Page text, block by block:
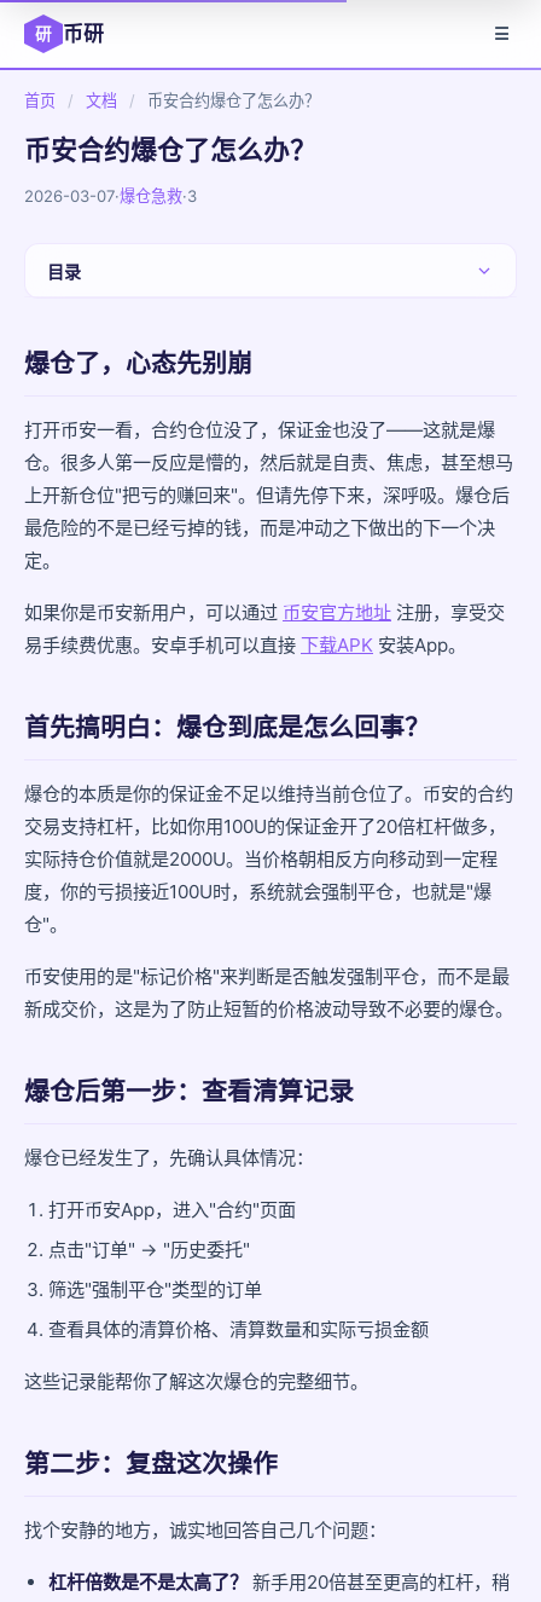
研 币研 ☰
首页 / 文档 / 币安合约爆仓了怎么办？
币安合约爆仓了怎么办？
2026-03-07·爆仓急救·3
目录
首先搞明白：爆仓到底是怎么回事？
爆仓后第一步：查看清算记录
第二步：复盘这次操作
第三步：不要急着&quot;报仇式交易&quot;
小结
爆仓了，心态先别崩
打开币安一看，合约仓位没了，保证金也没了——这就是爆
仓。很多人第一反应是懵的，然后就是自责、焦虑，甚至想马
上开新仓位"把亏的赚回来"。但请先停下来，深呼吸。爆仓后
最危险的不是已经亏掉的钱，而是冲动之下做出的下一个决
定。
如果你是币安新用户，可以通过 币安官方地址 注册，享受交
易手续费优惠。安卓手机可以直接 下载APK 安装App。
首先搞明白：爆仓到底是怎么回事？
爆仓的本质是你的保证金不足以维持当前仓位了。币安的合约
交易支持杠杆，比如你用100U的保证金开了20倍杠杆做多，
实际持仓价值就是2000U。当价格朝相反方向移动到一定程
度，你的亏损接近100U时，系统就会强制平仓，也就是"爆
仓"。
币安使用的是"标记价格"来判断是否触发强制平仓，而不是最
新成交价，这是为了防止短暂的价格波动导致不必要的爆仓。
爆仓后第一步：查看清算记录
爆仓已经发生了，先确认具体情况：
打开币安App，进入"合约"页面
点击"订单" → "历史委托"
筛选"强制平仓"类型的订单
查看具体的清算价格、清算数量和实际亏损金额
这些记录能帮你了解这次爆仓的完整细节。
第二步：复盘这次操作
找个安静的地方，诚实地回答自己几个问题：
杠杆倍数是不是太高了？ 新手用20倍甚至更高的杠杆，稍